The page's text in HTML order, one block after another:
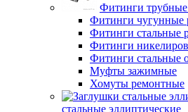
Фитинги трубные
Фитинги чугунные
Фитинги стальные
Фитинги
Фитинги стальные
Муфты зажимные
Хомуты ремонтные
стальные эллиптические